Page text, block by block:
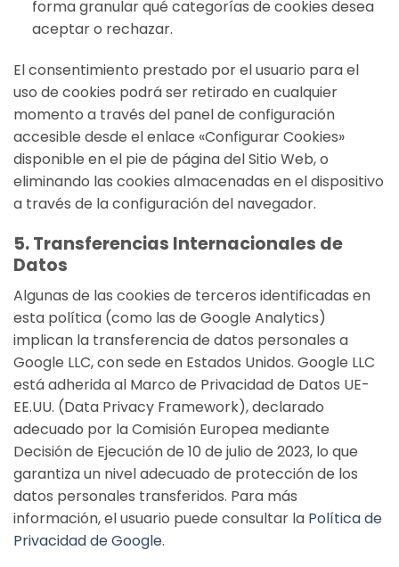
forma granular qué categorías de cookies desea
aceptar o rechazar.
El consentimiento prestado por el usuario para el
uso de cookies podrá ser retirado en cualquier
momento a través del panel de configuración
accesible desde el enlace «Configurar Cookies»
disponible en el pie de página del Sitio Web, o
eliminando las cookies almacenadas en el dispositivo
a través de la configuración del navegador.
5. Transferencias Internacionales de
Datos
Algunas de las cookies de terceros identificadas en
esta política (como las de Google Analytics)
implican la transferencia de datos personales a
Google LLC, con sede en Estados Unidos. Google LLC
está adherida al Marco de Privacidad de Datos UE-
EE.UU. (Data Privacy Framework), declarado
adecuado por la Comisión Europea mediante
Decisión de Ejecución de 10 de julio de 2023, lo que
garantiza un nivel adecuado de protección de los
datos personales transferidos. Para más
información, el usuario puede consultar la Política de
Privacidad de Google.